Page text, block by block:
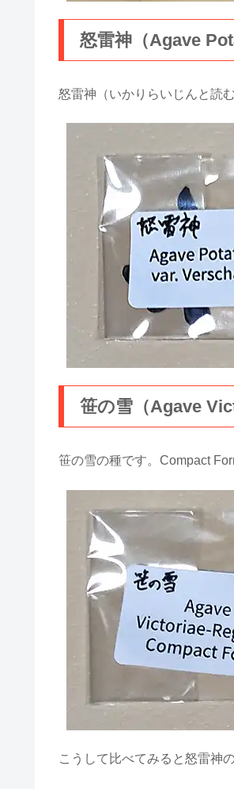
怒雷神（Agave
怒雷神（いかりらいじんと読
笹の雪（Agave
笹の雪の種です。Compact
こうして比べてみると怒雷神